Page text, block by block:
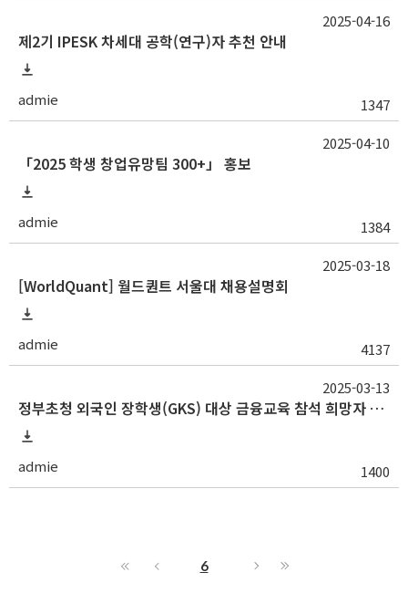
제2기 IPESK 차세대 공학(연구)자 추천 안내
admie 1347
2025-04-16
「2025 학생 창업유망팀 300+」 홍보
admie 1384
2025-04-10
[WorldQuant] 월드퀀트 서울대 채용설명회
admie 4137
2025-03-18
정부초청 외국인 장학생(GKS) 대상 금융교육 참석 희망자 모집 안내
admie 1400
2025-03-13
6